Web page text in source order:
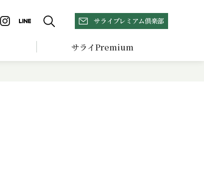
サライプレミアム倶楽部
サライPremium